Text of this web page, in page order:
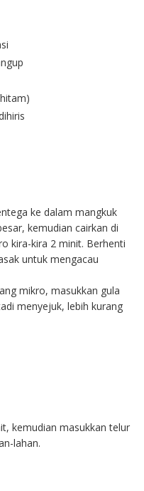
ke dalam mangkuk
kemudian cairkan di
kira-kira 2 minit. Berhenti
untuk mengacau
mikro, masukkan gula
menyejuk, lebih kurang
kemudian masukkan telur
lahan.